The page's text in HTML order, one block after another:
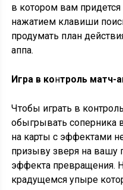
в котором вам
нажатием клавиши
продумать план
аппа.
Игра в контроль матч-
Чтобы играть в
обыгрывать соперника
на карты с эффектами
призыву зверя на вашу
эффекта превращения.
крадущемся упыре